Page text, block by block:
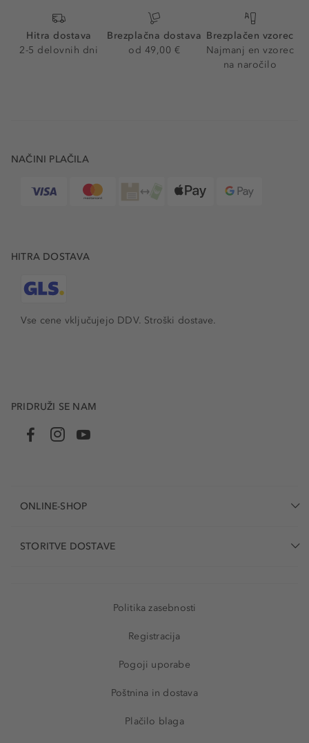
Hitra dostava
2-5 delovnih dni
Brezplačna dostava
od 49,00 €
Brezplačen vzorec
Najmanj en vzorec
na naročilo
NAČINI PLAČILA
HITRA DOSTAVA
Vse cene vključujejo DDV. Stroški dostave.
PRIDRUŽI SE NAM
ONLINE-SHOP
STORITVE DOSTAVE
Politika zasebnosti
Registracija
Pogoji uporabe
Poštnina in dostava
Plačilo blaga